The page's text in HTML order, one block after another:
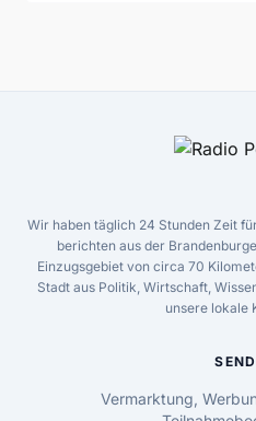
Wir haben täglich 24 Stunden Zeit
berichten aus der
Einzugsgebiet von circa 70
Stadt aus Politik, Wirtschaft,
unsere lokale
Vermarktung,